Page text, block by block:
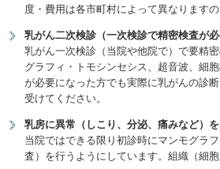
度・費用は各市町村によって異なります
乳がん二次検診（一次検診で精密検査が必
乳がん一次検診（当院や他院で）で要精
グラフィ・トモシンセシス、超音波、細
が必要になった方でも実際に乳がんの診
受けてください。
乳房に異常（しこり、分泌、痛みなど）
当院ではできる限り初診時にマンモグラ
査）を行うようにしています。組織（細